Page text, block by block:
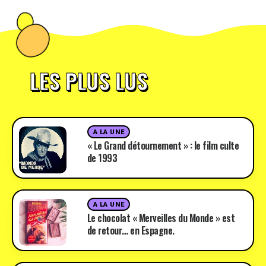
LES PLUS LUS
A LA UNE
« Le Grand détournement » : le film culte
de 1993
A LA UNE
Le chocolat « Merveilles du Monde » est
de retour… en Espagne.